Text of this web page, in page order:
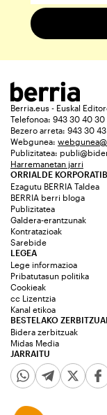
Berria.eus - Euskal
Telefonoa: 943 30 40 30
Bezero arreta: 943 30
Webgunea:
Publizitatea:
Harremanetan jarri
ORRIALDE
Ezagutu BERRIA Taldea
BERRIA berri bloga
Publizitatea
Galdera-erantzunak
Kontratazioak
Sarebide
JARRAITU
LEGEA
Lege informazioa
Pribatutasun politika
Cookieak
cc Lizentzia
Kanal etikoa
BESTELAKO
Bidera zerbitzuak
Midas Media